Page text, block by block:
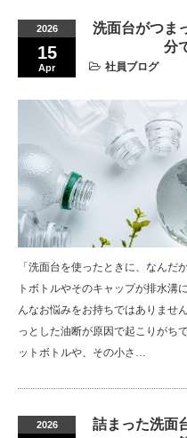
2026
15
Apr
洗面台がつま
分
社員ブログ
「洗面台を使ったときに、なん
トボトルやそのキャップが排水溝
んなお悩みをお持ちではありませ
っとした油断が原因で起こりがち
ットボトルや、その小さ…
2026
詰まった洗面